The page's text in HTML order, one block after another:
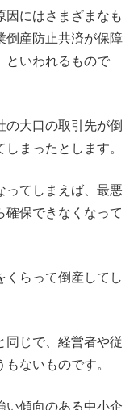
因にはさまざまなも
倒産防止共済が保障
といわれるもので
の大口の取引先が倒
まったとします。
ってしまえば、最悪
確保できなくなって
くらって倒産してし
同じで、経営者や従
ないものです。
い傾向のある中小企